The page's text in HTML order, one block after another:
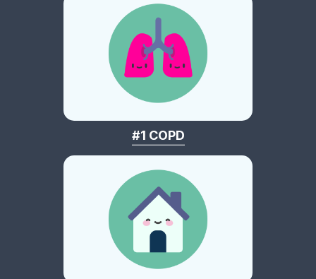
#1 COPD